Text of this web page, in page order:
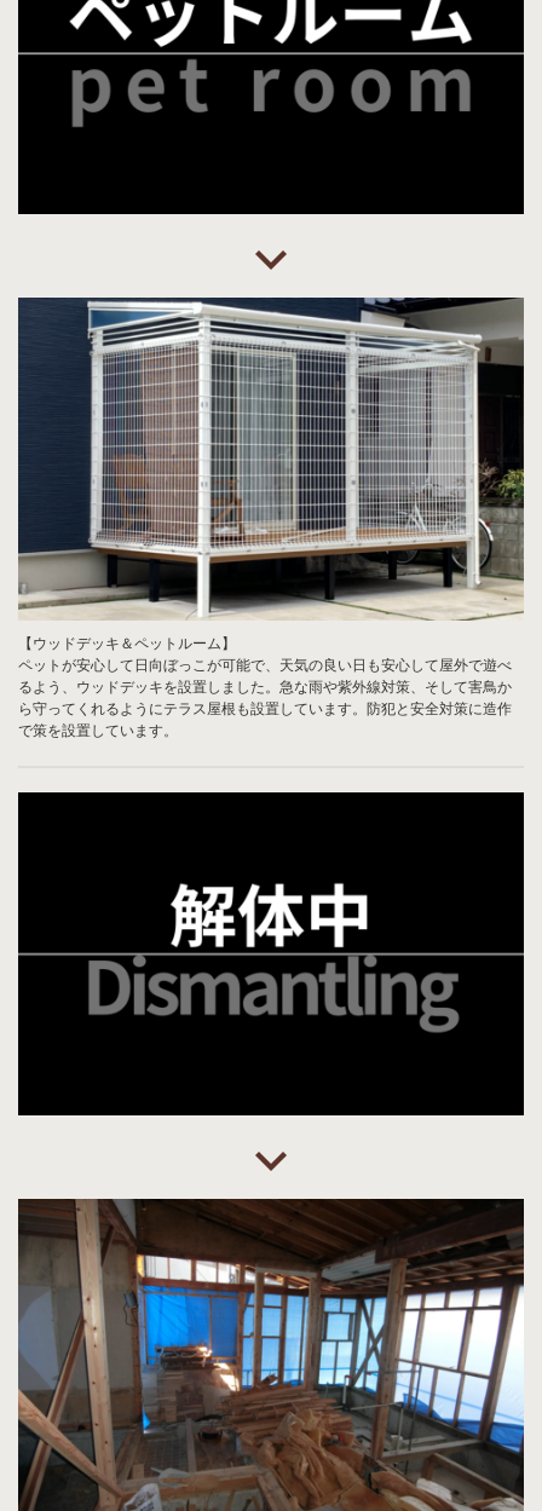
【ウッドデッキ＆ペットルーム】
ペットが安心して日向ぼっこが可能で、天気の良い日も安心して屋外で遊べ
るよう、ウッドデッキを設置しました。急な雨や紫外線対策、そして害鳥か
ら守ってくれるようにテラス屋根も設置しています。防犯と安全対策に造作
で策を設置しています。